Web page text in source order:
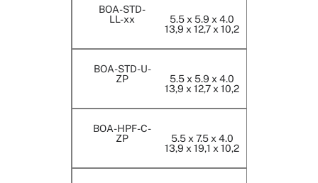
BOA-STD-
LL-xx
5.5 x 5.9 x 4.0
13,9 x 12,7 x 10,2
BOA-STD-U-
ZP
5.5 x 5.9 x 4.0
13,9 x 12,7 x 10,2
BOA-HPF-C-
ZP
5.5 x 7.5 x 4.0
13,9 x 19,1 x 10,2